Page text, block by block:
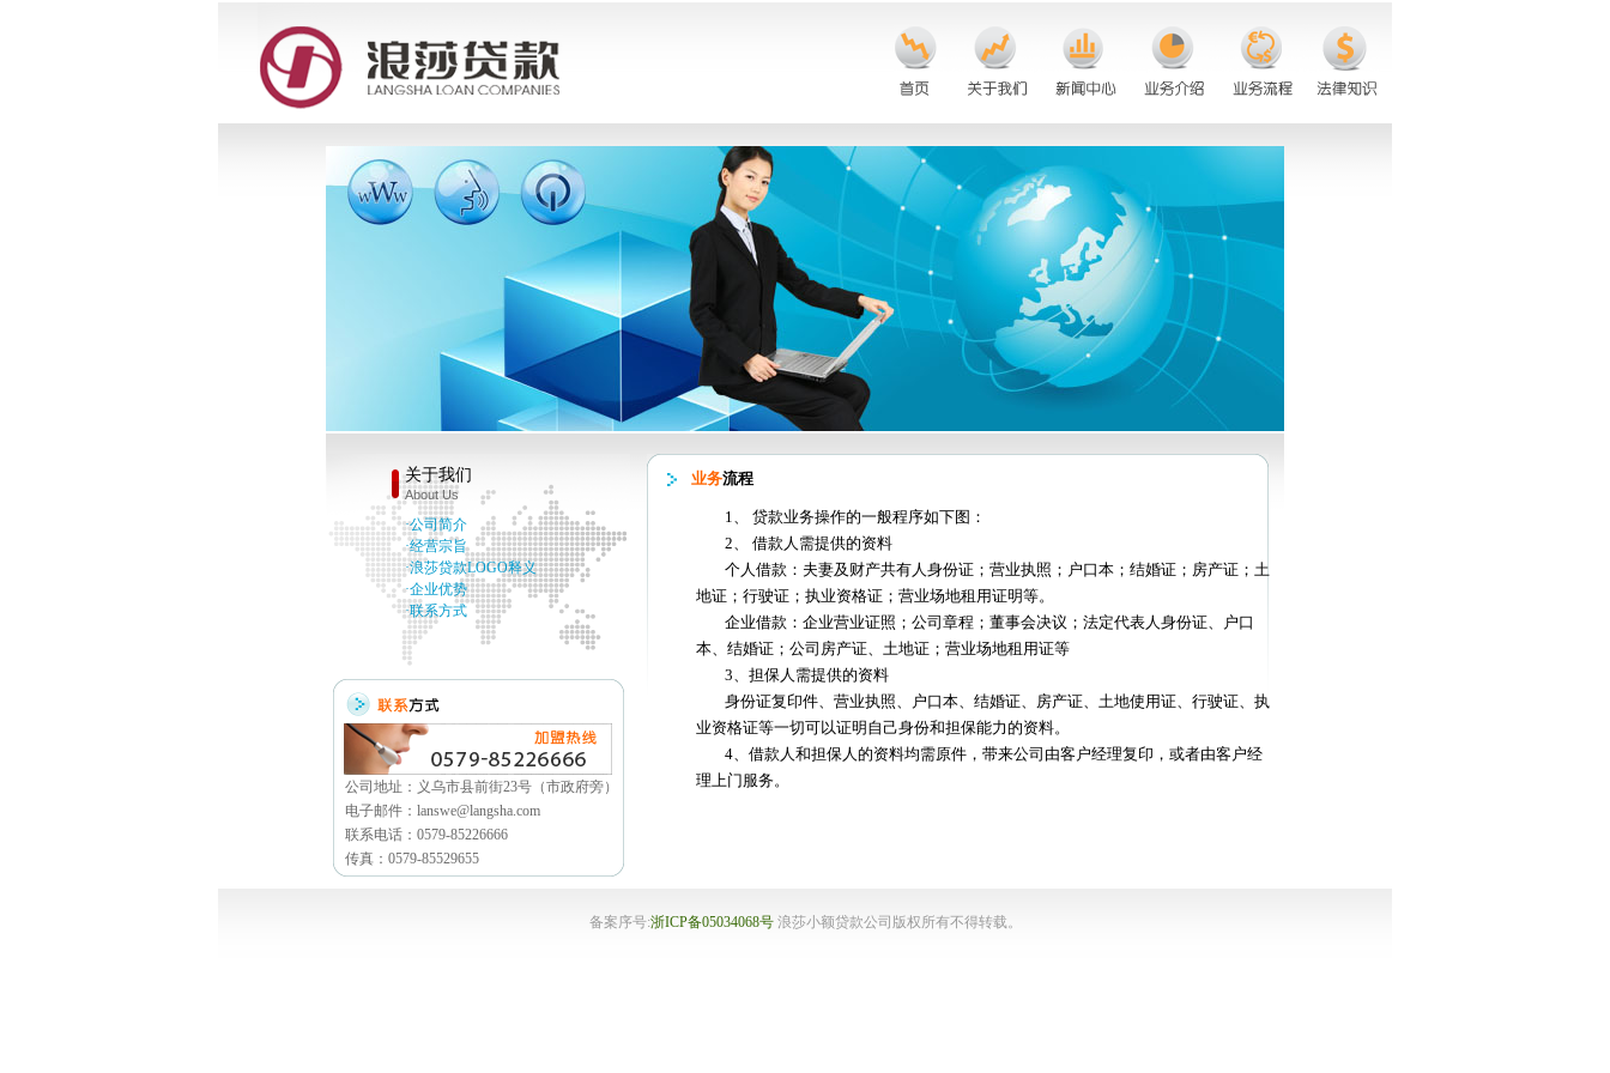
关于我们
About Us
·公司简介
·经营宗旨
·浪莎贷款LOGO释义
·企业优势
·联系方式
公司地址：义乌市县前街23号（市政府旁）
电子邮件：lanswe@langsha.com
联系电话：0579-85226666
传真：0579-85529655
业务流程
1、 贷款业务操作的一般程序如下图：
2、 借款人需提供的资料
个人借款：夫妻及财产共有人身份证；营业执照；户口本；结婚证；房产证；土
地证；行驶证；执业资格证；营业场地租用证明等。
企业借款：企业营业证照；公司章程；董事会决议；法定代表人身份证、户口
本、结婚证；公司房产证、土地证；营业场地租用证等
3、担保人需提供的资料
身份证复印件、营业执照、户口本、结婚证、房产证、土地使用证、行驶证、执
业资格证等一切可以证明自己身份和担保能力的资料。
4、借款人和担保人的资料均需原件，带来公司由客户经理复印，或者由客户经
理上门服务。
备案序号:浙ICP备05034068号浪莎小额贷款公司版权所有不得转载。